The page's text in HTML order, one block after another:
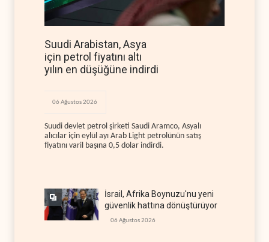
Suudi Arabistan, Asya
için petrol fiyatını altı
yılın en düşüğüne indirdi
06 Ağustos 2026
Suudi devlet petrol şirketi Saudi Aramco, Asyalı
alıcılar için eylül ayı Arab Light petrolünün satış
fiyatını varil başına 0,5 dolar indirdi.
İsrail, Afrika Boynuzu'nu yeni
güvenlik hattına dönüştürüyor
06 Ağustos 2026